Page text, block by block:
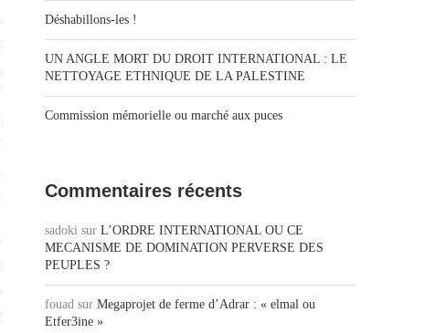
Déshabillons-les !
UN ANGLE MORT DU DROIT INTERNATIONAL : LE
NETTOYAGE ETHNIQUE DE LA PALESTINE
Commission mémorielle ou marché aux puces
Commentaires récents
sadoki sur L’ORDRE INTERNATIONAL OU CE
MECANISME DE DOMINATION PERVERSE DES
PEUPLES ?
fouad sur Megaprojet de ferme d’Adrar : « elmal ou
Etfer3ine »